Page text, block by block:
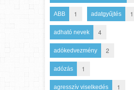
ABB 1 adatgyűjtés 1
adható nevek 4
adókedvezmény 2
adózás 1
agresszív viselkedés 1